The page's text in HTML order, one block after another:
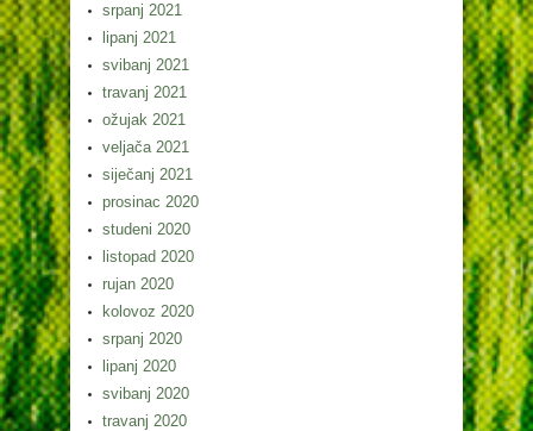
srpanj 2021
lipanj 2021
svibanj 2021
travanj 2021
ožujak 2021
veljača 2021
siječanj 2021
prosinac 2020
studeni 2020
listopad 2020
rujan 2020
kolovoz 2020
srpanj 2020
lipanj 2020
svibanj 2020
travanj 2020